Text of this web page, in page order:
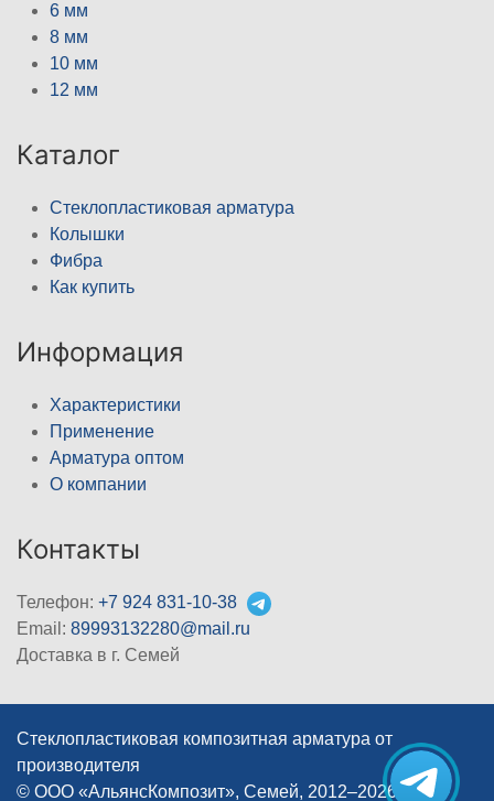
6 мм
8 мм
10 мм
12 мм
Каталог
Стеклопластиковая арматура
Колышки
Фибра
Как купить
Информация
Характеристики
Применение
Арматура оптом
О компании
Контакты
Телефон: +7 924 831-10-38
Email: 89993132280@mail.ru
Доставка в г. Семей
Стеклопластиковая композитная арматура от
производителя
© ООО «АльянсКомпозит», Семей, 2012–2026